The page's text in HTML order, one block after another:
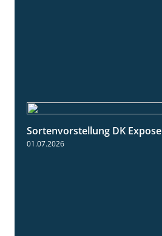
Sortenvorstellung DK Expose
01.07.2026